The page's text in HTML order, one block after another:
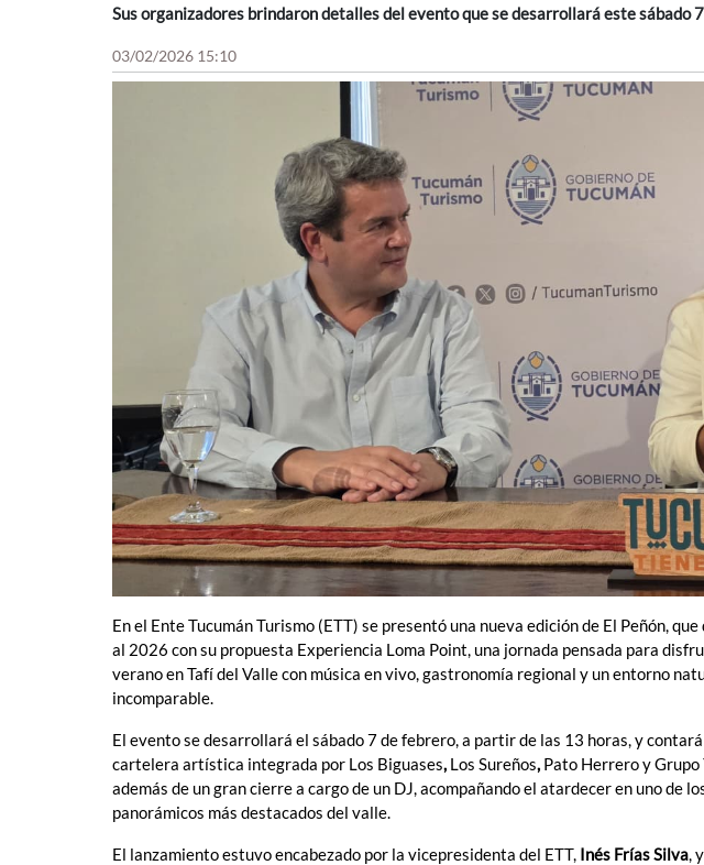
Sus organizadores brindaron detalles del evento que se desarrollará este sábado
03/02/2026 15:10
En el Ente Tucumán Turismo (ETT) se presentó una nueva edición de El Peñón,
al 2026 con su propuesta Experiencia Loma Point, una jornada pensada para
verano en Tafí del Valle con música en vivo, gastronomía regional y un entorno
incomparable.
El evento se desarrollará el sábado 7 de febrero, a partir de las 13 horas, y contará
cartelera artística integrada por Los Biguases, Los Sureños, Pato Herrero y Grupo
además de un gran cierre a cargo de un DJ, acompañando el atardecer en uno de
panorámicos más destacados del valle.
El lanzamiento estuvo encabezado por la vicepresidenta del ETT, Inés Frías Silva,